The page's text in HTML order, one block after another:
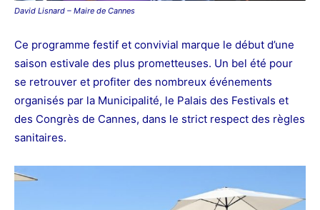
David Lisnard – Maire de Cannes
Ce programme festif et convivial marque le début d’une
saison estivale des plus prometteuses. Un bel été pour
se retrouver et profiter des nombreux événements
organisés par la Municipalité, le Palais des Festivals et
des Congrès de Cannes, dans le strict respect des règles
sanitaires.